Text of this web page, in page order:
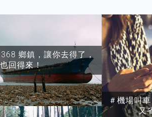
鄉鎮，讓你去得了，
也回得來！
＃機場叫
又